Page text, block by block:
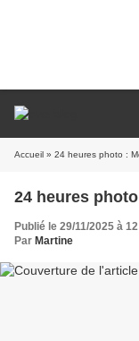
Accueil » 24 heures photo :
24 heures
Publié le 29/11/2025 à
Par Martine